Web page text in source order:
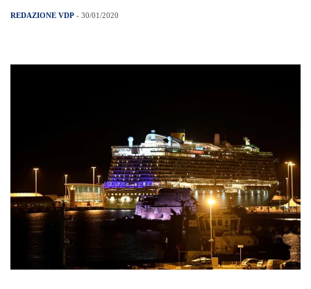
REDAZIONE VDP - 30/01/2020